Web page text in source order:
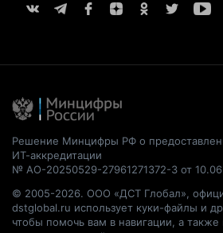
Решение Минцифры РФ о
ИТ-аккредитации
№ АО-20250529-27961271372-3 от
© 2005-2026. ООО «ДСТ Глобал»,
dstglobal.ru использует куки-файлы и
чтобы помочь вам в навигации, а также